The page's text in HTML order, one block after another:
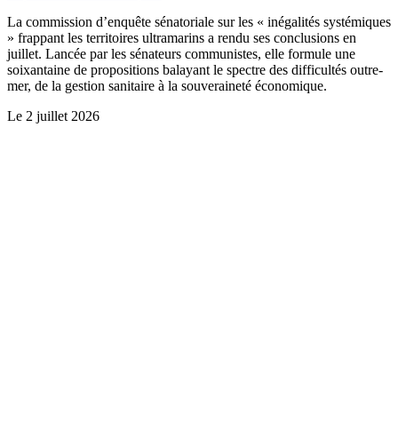
La commission d’enquête sénatoriale sur les « inégalités systémiques
» frappant les territoires ultramarins a rendu ses conclusions en
juillet. Lancée par les sénateurs communistes, elle formule une
soixantaine de propositions balayant le spectre des difficultés outre-
mer, de la gestion sanitaire à la souveraineté économique.
Le 2 juillet 2026